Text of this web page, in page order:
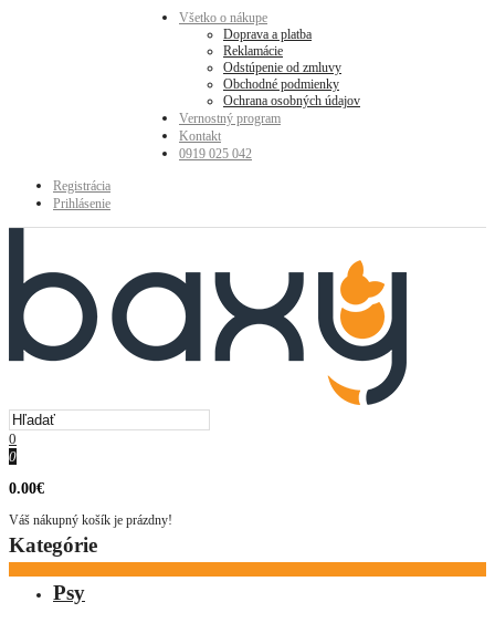
Všetko o nákupe
Doprava a platba
Reklamácie
Odstúpenie od zmluvy
Obchodné podmienky
Ochrana osobných údajov
Vernostný program
Kontakt
0919 025 042
Registrácia
Prihlásenie
0
0
0.00€
Váš nákupný košík je prázdny!
Kategórie
Psy